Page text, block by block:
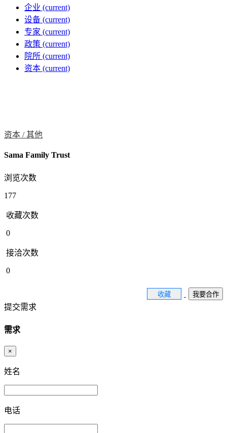
企业 (current)
设备 (current)
专家 (current)
政策 (current)
院所 (current)
资本 (current)
资本 /其他
Sama Family Trust
浏览次数
177
收藏次数
0
接洽次数
0
收藏 我要合作
提交需求
需求
×
姓名
电话